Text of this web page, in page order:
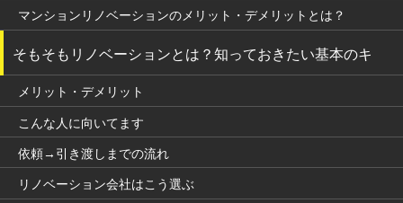
マンションリノベーションのメリット・デメリットとは？
そもそもリノベーションとは？知っておきたい基本のキ
メリット・デメリット
こんな人に向いてます
依頼→引き渡しまでの流れ
リノベーション会社はこう選ぶ